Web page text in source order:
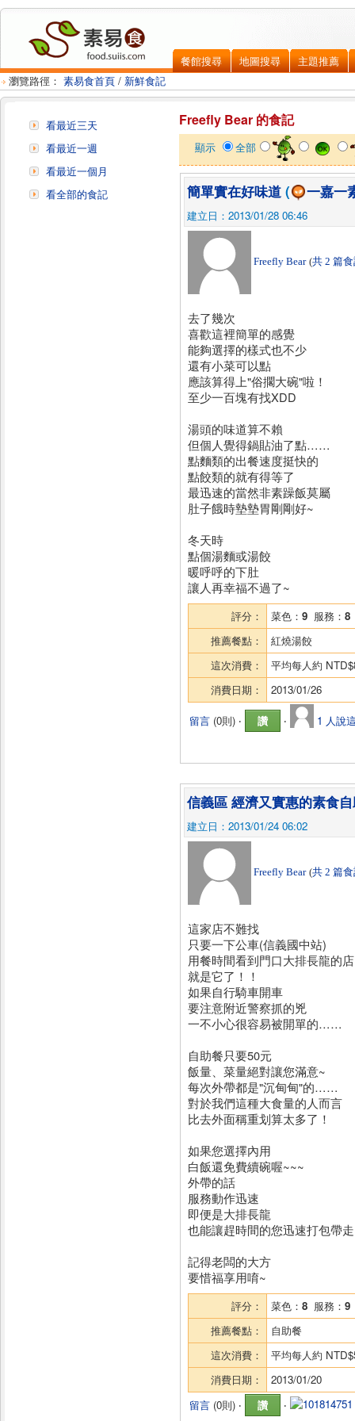
餐館搜尋 地圖搜尋
主題推薦
瀏覽路徑： 素易食首頁 / 新鮮食記
看最近三天
看最近一週
看最近一個月
看全部的食記
Freefly Bear 的食記
顯示 全部
簡單實在好味道 ( 一嘉一
建立日：2013/01/28 06:46
Freefly Bear (共 2 篇
去了幾次
喜歡這裡簡單的感覺
能夠選擇的樣式也不少
還有小菜可以點
應該算得上"俗擱大碗"啦！
至少一百塊有找XDD
湯頭的味道算不賴
但個人覺得鍋貼油了點……
點麵類的出餐速度挺快的
點餃類的就有得等了
最迅速的當然非素躁飯莫屬
肚子餓時墊墊胃剛剛好~
冬天時
點個湯麵或湯餃
暖呼呼的下肚
讓人再幸福不過了~
評分： 菜色： 9 服務： 8
推薦餐點：
紅燒湯餃
這次消費：
平均每人約
消費日期：
2013/01/26
留言 (0則) ‧ 讚 ‧ 1 人說
信義區 經濟又實惠的素食
建立日：2013/01/24 06:02
Freefly Bear (共 2 篇
這家店不難找
只要一下公車(信義國中站)
用餐時間看到門口大排長龍的店
就是它了！！
如果自行騎車開車
要注意附近警察抓的兇
一不小心很容易被開單的……
自助餐只要50元
飯量、菜量絕對讓您滿意~
每次外帶都是"沉甸甸"的……
對於我們這種大食量的人而言
比去外面稱重划算太多了！
如果您選擇內用
白飯還免費續碗喔~~~
外帶的話
服務動作迅速
即便是大排長龍
也能讓趕時間的您迅速打包帶走
記得老闆的大方
要惜福享用唷~
評分： 菜色： 8 服務： 9
推薦餐點：
自助餐
這次消費：
平均每人約
消費日期：
2013/01/20
留言 (0則) ‧ 讚 ‧